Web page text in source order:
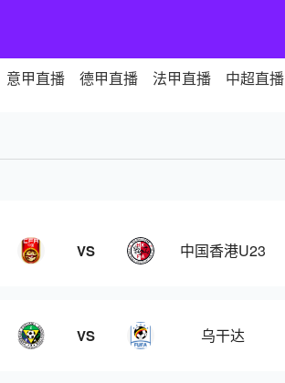
意甲直播 德甲直播 法甲直播 中超直播
VS 中国香港U23
VS 乌干达